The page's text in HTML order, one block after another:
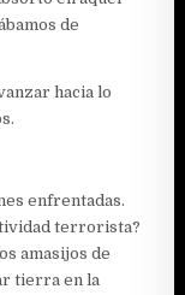
de
hacia lo
enfrentadas.
terrorista?
amasijos de
tierra en la